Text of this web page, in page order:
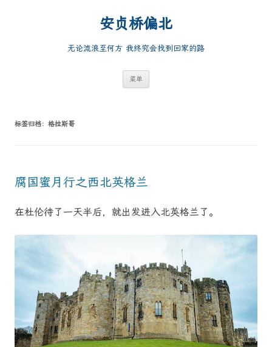
安贞桥偏北
无论流浪至何方 我终究会找到回家的路
菜单
标签归档： 格拉斯哥
腐国蜜月行之西北英格兰
在杜伦待了一天半后，就出发进入北英格兰了。